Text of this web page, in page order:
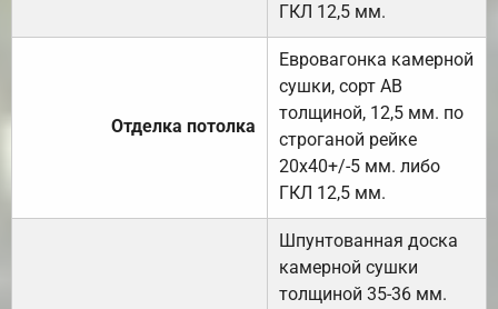
ГКЛ 12,5 мм.
Отделка потолка
Евровагонка камерной
сушки, сорт АВ
толщиной, 12,5 мм. по
строганой рейке
20х40+/-5 мм. либо
ГКЛ 12,5 мм.
Шпунтованная доска
камерной сушки
толщиной 35-36 мм.